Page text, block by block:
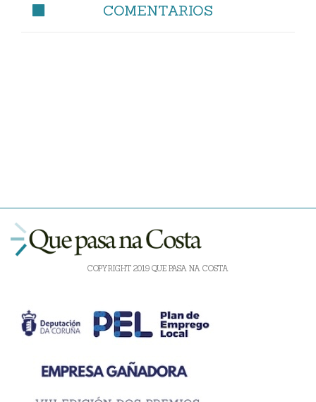
COMENTARIOS
COPYRIGHT 2019 QUE PASA NA COSTA